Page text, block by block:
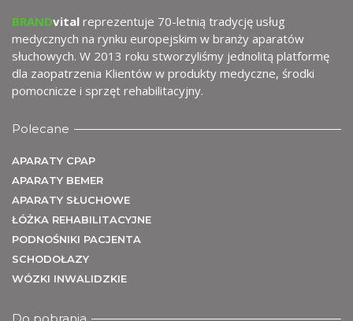
BRANDvital reprezentuje 70-letnią tradycję usług
medycznych na rynku europejskim w branży aparatów
słuchowych. W 2013 roku stworzyliśmy jednolitą platformę
dla zaopatrzenia Klientów w produkty medyczne, środki
pomocnicze i sprzęt rehabilitacyjny.
Polecane
APARATY CPAP
APARATY BEMER
APARATY SŁUCHOWE
ŁÓŻKA REHABILITACYJNE
PODNOŚNIKI PACJENTA
SCHODOŁAZY
WÓZKI INWALIDZKIE